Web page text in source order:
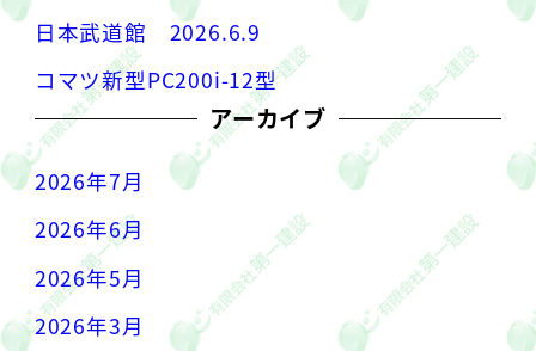
日本武道館 2026.6.9
コマツ新型PC200i-12型
アーカイブ
2026年7月
2026年6月
2026年5月
2026年3月